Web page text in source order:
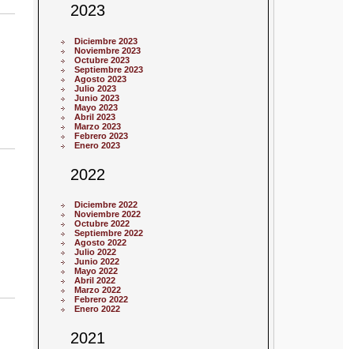
2023
Diciembre 2023
Noviembre 2023
Octubre 2023
Septiembre 2023
Agosto 2023
Julio 2023
Junio 2023
Mayo 2023
Abril 2023
Marzo 2023
Febrero 2023
Enero 2023
2022
Diciembre 2022
Noviembre 2022
Octubre 2022
Septiembre 2022
Agosto 2022
Julio 2022
Junio 2022
Mayo 2022
Abril 2022
Marzo 2022
Febrero 2022
Enero 2022
2021